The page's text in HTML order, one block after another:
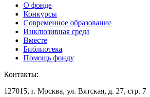
О фонде
Конкурсы
Современное образование
Инклюзивная среда
Вместе
Библиотека
Помощь фонду
Контакты:
127015, г. Москва, ул. Вятская, д. 27, стр. 7